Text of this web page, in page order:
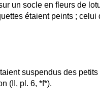
un socle en fleurs de
étaient peints ; celui
suspendus des
(II, pl. 6, *f*).